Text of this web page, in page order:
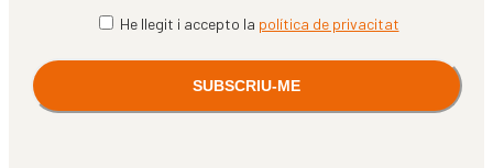
He llegit i accepto la política de privacitat